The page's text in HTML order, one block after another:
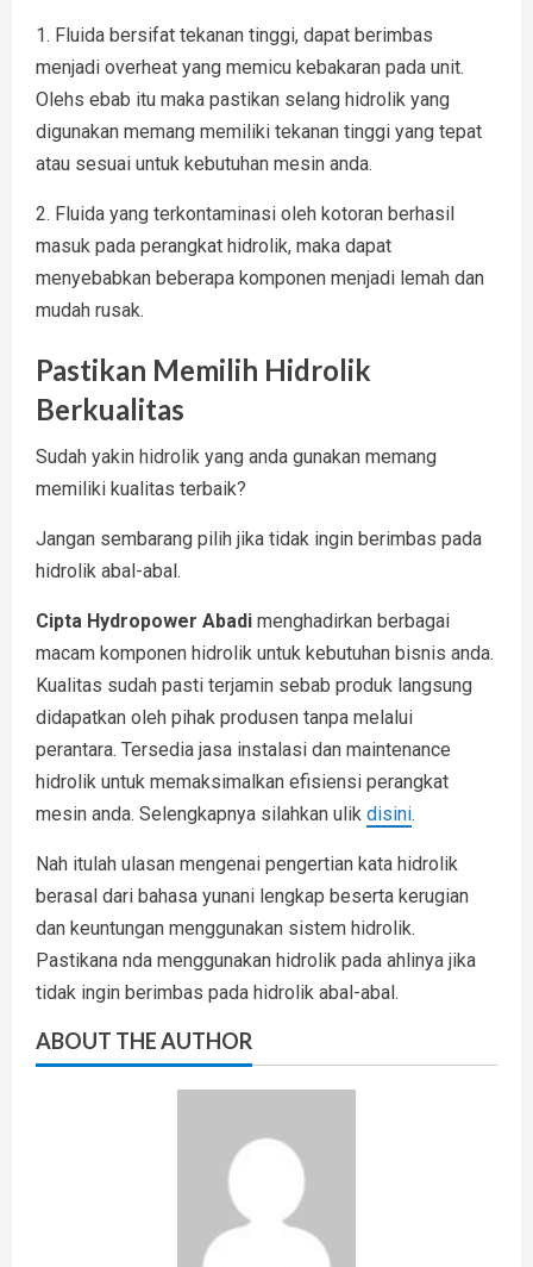
1. Fluida bersifat tekanan tinggi, dapat berimbas
menjadi overheat yang memicu kebakaran pada unit.
Olehs ebab itu maka pastikan selang hidrolik yang
digunakan memang memiliki tekanan tinggi yang tepat
atau sesuai untuk kebutuhan mesin anda.
2. Fluida yang terkontaminasi oleh kotoran berhasil
masuk pada perangkat hidrolik, maka dapat
menyebabkan beberapa komponen menjadi lemah dan
mudah rusak.
Pastikan Memilih Hidrolik
Berkualitas
Sudah yakin hidrolik yang anda gunakan memang
memiliki kualitas terbaik?
Jangan sembarang pilih jika tidak ingin berimbas pada
hidrolik abal-abal.
Cipta Hydropower Abadi menghadirkan berbagai
macam komponen hidrolik untuk kebutuhan bisnis anda.
Kualitas sudah pasti terjamin sebab produk langsung
didapatkan oleh pihak produsen tanpa melalui
perantara. Tersedia jasa instalasi dan maintenance
hidrolik untuk memaksimalkan efisiensi perangkat
mesin anda. Selengkapnya silahkan ulik disini.
Nah itulah ulasan mengenai pengertian kata hidrolik
berasal dari bahasa yunani lengkap beserta kerugian
dan keuntungan menggunakan sistem hidrolik.
Pastikana nda menggunakan hidrolik pada ahlinya jika
tidak ingin berimbas pada hidrolik abal-abal.
ABOUT THE AUTHOR